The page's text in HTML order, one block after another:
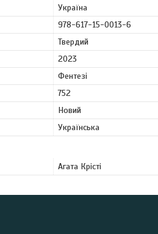
Україна
978-617-15-0013-6
Твердий
2023
Фентезі
752
Новий
Українська
Агата Крісті